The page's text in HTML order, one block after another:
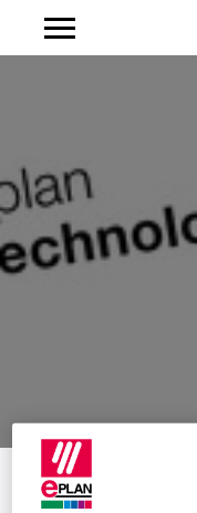
Argentinien
Australien
Brunei
Bulgarien